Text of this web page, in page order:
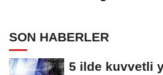
SON HABERLER
5 ilde kuvvetli